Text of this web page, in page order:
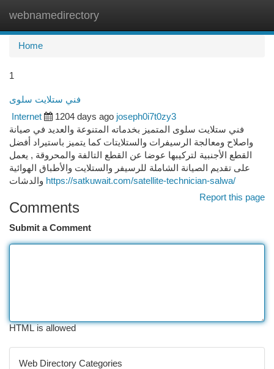
webnamedirectory
Home
1
فني ستلايت سلوى
Internet 1204 days ago joseph0i7t0zy3
فني ستلايت سلوى المتميز بخدماته المتنوعة والعديد في صيانة
واصلاح ومعالجة الرسيفرات والستلايتات كما يتميز باستيراد أفضل
القطع الأجنبية لتركيبها عوضا عن القطع التالفة والمحروقة , يعمل
على تقديم الصيانة الشاملة للرسيفر والستلايت والأطباق الهوائية
https://satkuwait.com/satellite-technician-salwa/
Report this page
Comments
Submit a Comment
HTML is allowed
Web Directory Categories